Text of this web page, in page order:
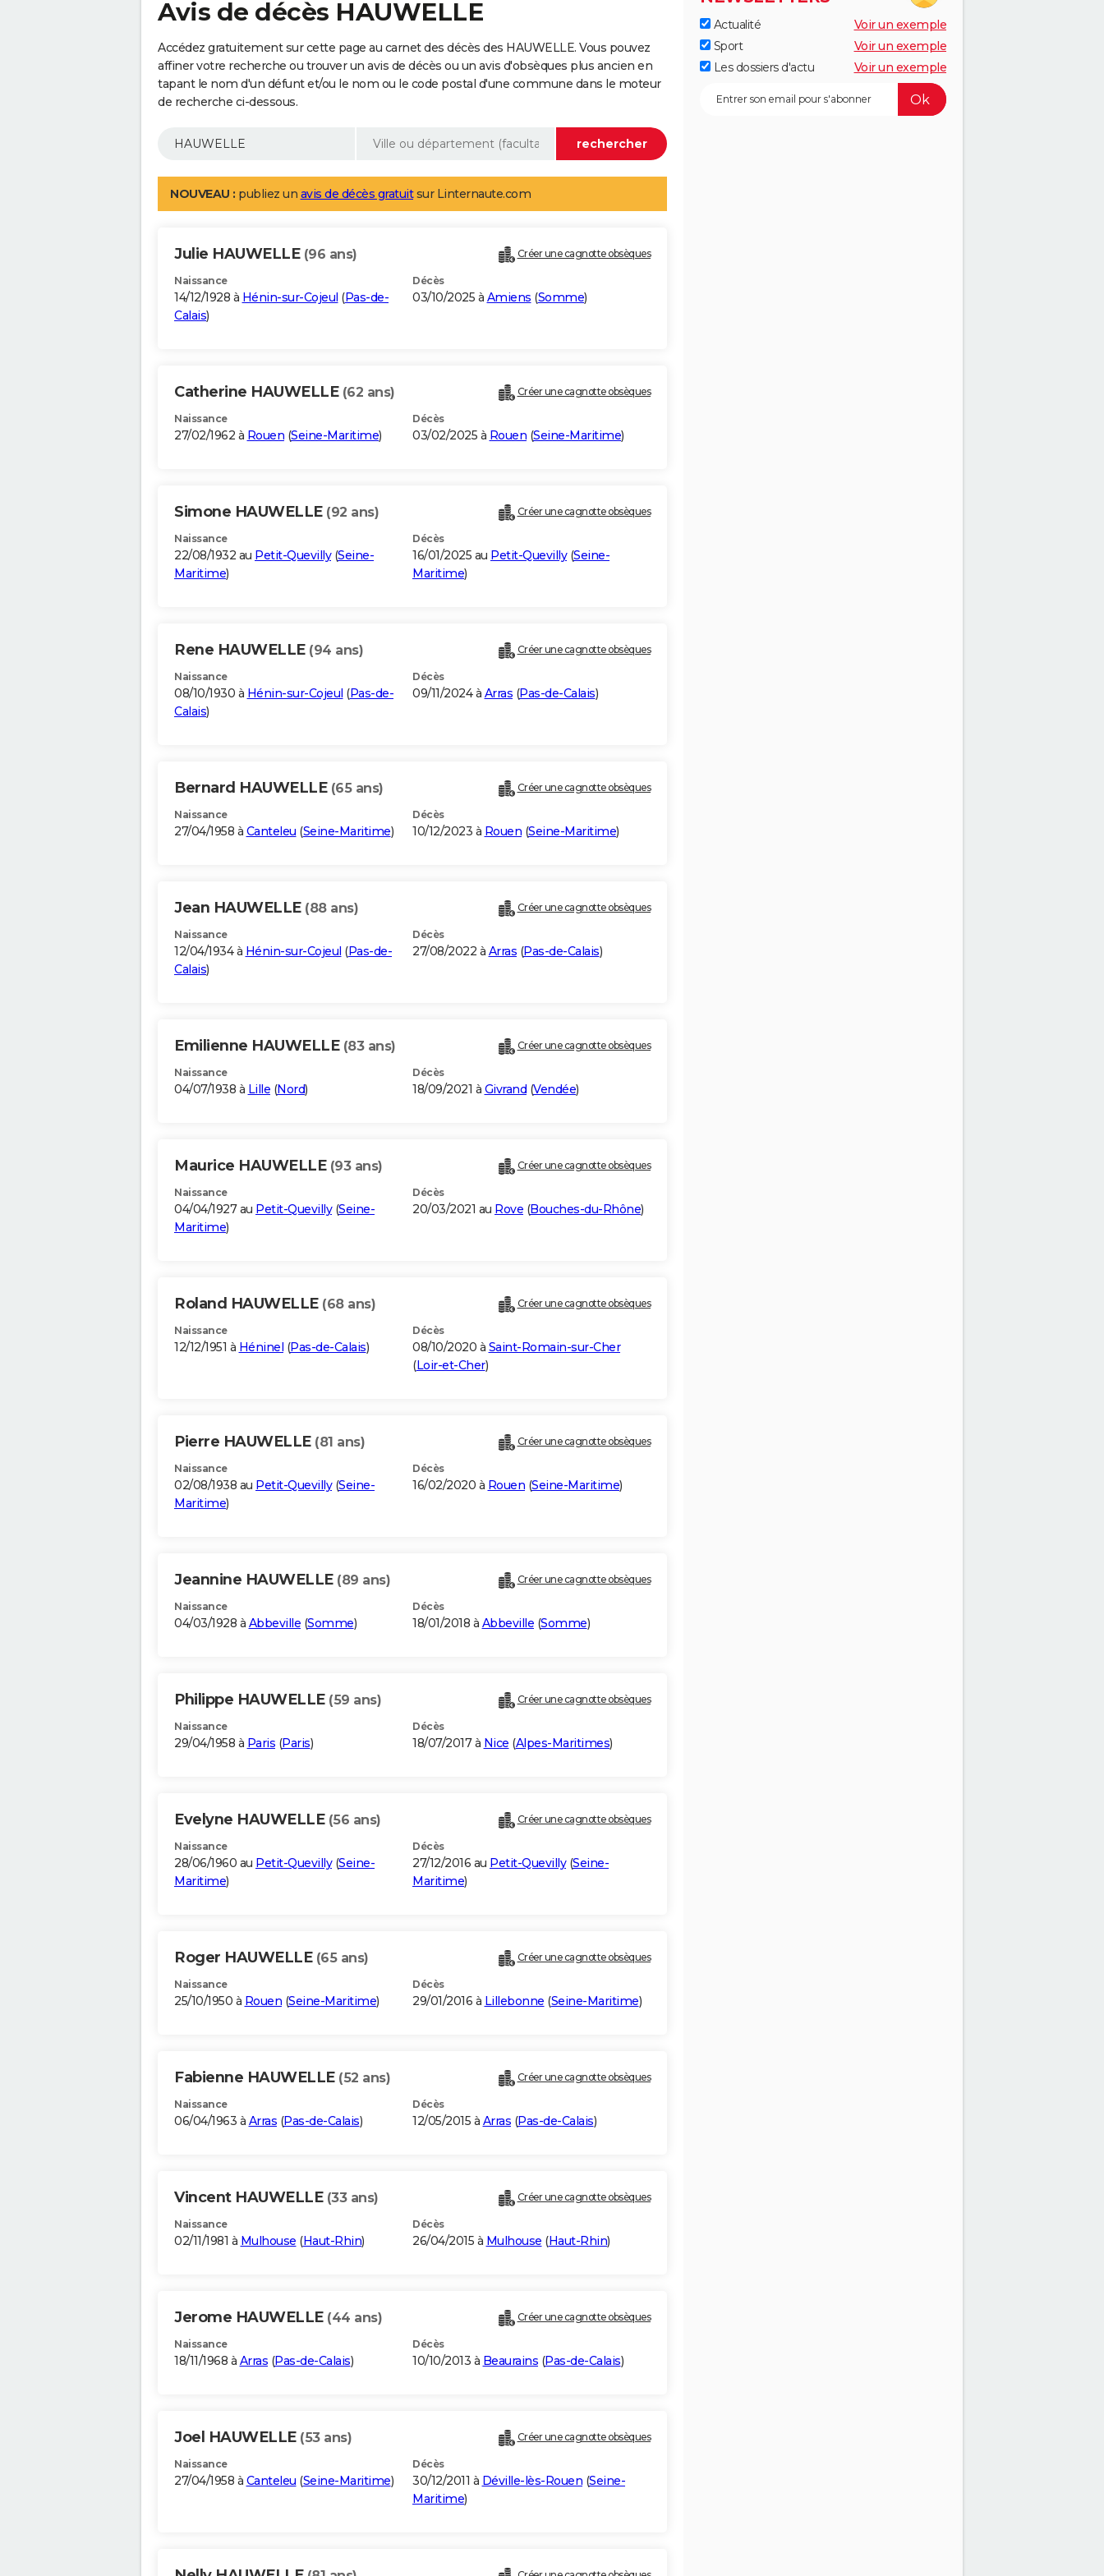
Avis de décès HAUWELLE
Accédez gratuitement sur cette page au carnet des décès des HAUWELLE. Vous pouvez
affiner votre recherche ou trouver un avis de décès ou un avis d'obsèques plus ancien en
tapant le nom d'un défunt et/ou le nom ou le code postal d'une commune dans le moteur
de recherche ci-dessous.
NOUVEAU : publiez un avis de décès gratuitsur Linternaute.com
Julie HAUWELLE (96 ans) Créer une cagnotte obsèques
Naissance
14/12/1928 à Hénin-sur-Cojeul (Pas-de-
Calais)
Décès
03/10/2025 à Amiens (Somme)
Catherine HAUWELLE (62 ans) Créer une cagnotte obsèques
Naissance
27/02/1962 à Rouen (Seine-Maritime)
Décès
03/02/2025 à Rouen (Seine-Maritime)
Simone HAUWELLE (92 ans) Créer une cagnotte obsèques
Naissance
22/08/1932 au Petit-Quevilly(Seine-
Maritime)
Décès
16/01/2025 au Petit-Quevilly(Seine-
Maritime)
Rene HAUWELLE (94 ans) Créer une cagnotte obsèques
Naissance
08/10/1930 à Hénin-sur-Cojeul (Pas-de-
Calais)
Décès
09/11/2024 à Arras (Pas-de-Calais)
Bernard HAUWELLE (65 ans) Créer une cagnotte obsèques
Naissance
27/04/1958 à Canteleu (Seine-Maritime)
Décès
10/12/2023 à Rouen (Seine-Maritime)
Jean HAUWELLE (88 ans) Créer une cagnotte obsèques
Naissance
12/04/1934 à Hénin-sur-Cojeul (Pas-de-
Calais)
Décès
27/08/2022 à Arras (Pas-de-Calais)
Emilienne HAUWELLE (83 ans) Créer une cagnotte obsèques
Naissance
04/07/1938 à Lille (Nord)
Décès
18/09/2021 à Givrand (Vendée)
Maurice HAUWELLE (93 ans) Créer une cagnotte obsèques
Naissance
04/04/1927 au Petit-Quevilly(Seine-
Maritime)
Décès
20/03/2021 au Rove (Bouches-du-Rhône)
Roland HAUWELLE (68 ans) Créer une cagnotte obsèques
Naissance
12/12/1951 à Héninel (Pas-de-Calais)
Décès
08/10/2020 à Saint-Romain-sur-Cher
(Loir-et-Cher)
Pierre HAUWELLE (81 ans) Créer une cagnotte obsèques
Naissance
02/08/1938 au Petit-Quevilly(Seine-
Maritime)
Décès
16/02/2020 à Rouen (Seine-Maritime)
Jeannine HAUWELLE (89 ans) Créer une cagnotte obsèques
Naissance
04/03/1928 à Abbeville (Somme)
Décès
18/01/2018 à Abbeville (Somme)
Philippe HAUWELLE (59 ans) Créer une cagnotte obsèques
Naissance
29/04/1958 à Paris (Paris)
Décès
18/07/2017 à Nice (Alpes-Maritimes)
Evelyne HAUWELLE (56 ans) Créer une cagnotte obsèques
Naissance
28/06/1960 au Petit-Quevilly(Seine-
Maritime)
Décès
27/12/2016 au Petit-Quevilly(Seine-
Maritime)
Roger HAUWELLE (65 ans) Créer une cagnotte obsèques
Naissance
25/10/1950 à Rouen (Seine-Maritime)
Décès
29/01/2016 à Lillebonne (Seine-Maritime)
Fabienne HAUWELLE (52 ans) Créer une cagnotte obsèques
Naissance
06/04/1963 à Arras (Pas-de-Calais)
Décès
12/05/2015 à Arras (Pas-de-Calais)
Vincent HAUWELLE (33 ans) Créer une cagnotte obsèques
Naissance
02/11/1981 à Mulhouse (Haut-Rhin)
Décès
26/04/2015 à Mulhouse (Haut-Rhin)
Jerome HAUWELLE (44 ans) Créer une cagnotte obsèques
Naissance
18/11/1968 à Arras (Pas-de-Calais)
Décès
10/10/2013 à Beaurains (Pas-de-Calais)
Joel HAUWELLE (53 ans) Créer une cagnotte obsèques
Naissance
27/04/1958 à Canteleu (Seine-Maritime)
Décès
30/12/2011 à Déville-lès-Rouen (Seine-
Maritime)
Actualité
Voir un exemple
Sport
Voir un exemple
Les dossiers d'actu
Voir un exemple